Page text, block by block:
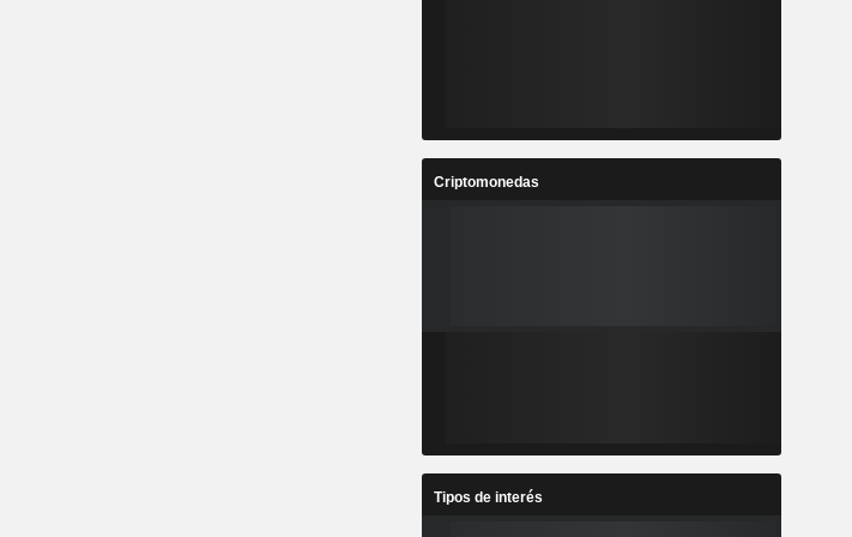
Criptomonedas
Tipos de interés